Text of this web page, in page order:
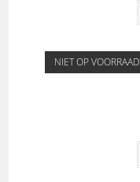
NIET OP VOORRAAD